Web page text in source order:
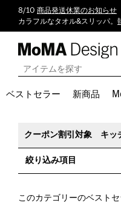
8/10 商品発送休業のお知らせ
カラフルなタオル&スリッパ。
ベストセラー 新商品
クーポン割引対象 キッ
絞り込み項目
このカテゴリーのベストセ